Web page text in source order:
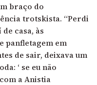
braço do
trotskista. “Perdi
casa, às
panfletagem em
de sair, deixava um
‘ se eu não
a Anistia